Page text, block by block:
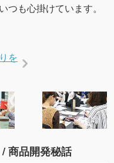
つも心掛けています。
を
商品開発秘話